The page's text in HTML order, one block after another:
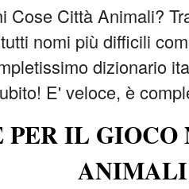
Cose Città Animali?
nomi più difficili
dizionario
E' veloce, è
PER IL
ANIMALI